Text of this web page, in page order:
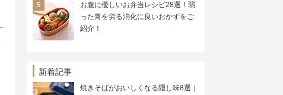
お腹に優しいお弁当レシピ28選！弱
った胃を労る消化に良いおかずをご
紹介！
新着記事
焼きそばがおいしくなる隠し味8選｜